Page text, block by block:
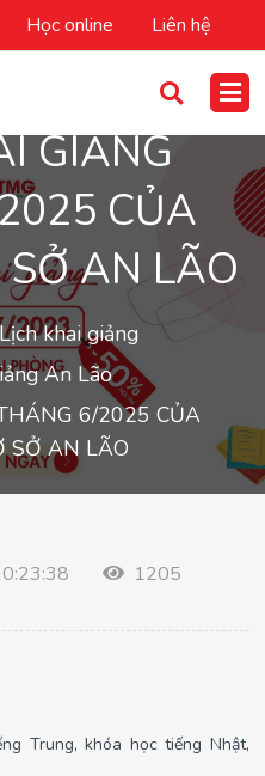
Học online Liên hệ
GIẢNG
CỦA
SỞ AN LÃO
Lịch khai giảng
An Lão
6/2025 CỦA
SỞ AN LÃO
1205
Trung, khóa học tiếng Nhật,